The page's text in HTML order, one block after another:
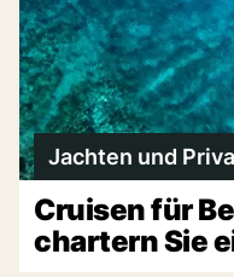
Jachten und
Cruisen für
chartern Sie